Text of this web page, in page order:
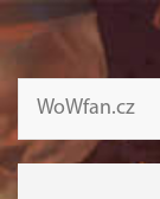
WoWfan.cz